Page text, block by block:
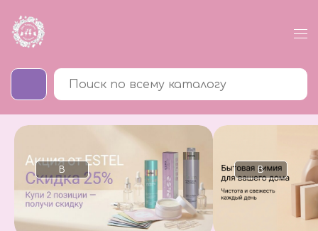
В
каталог
В
каталог